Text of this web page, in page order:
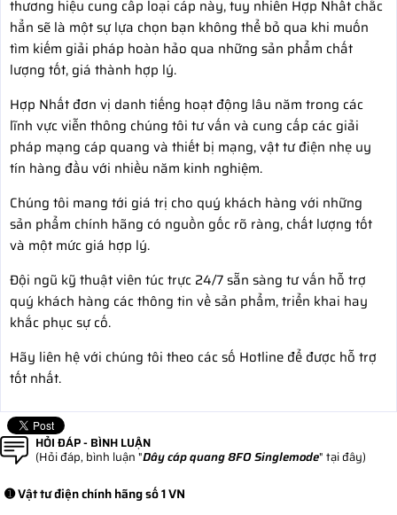
thương hiệu cung cấp loại cáp này, tuy nhiên Hợp Nhất chắc
hẳn sẽ là một sự lựa chọn bạn không thể bỏ qua khi muốn
tìm kiếm giải pháp hoàn hảo qua những sản phẩm chất
lượng tốt, giá thành hợp lý.
Hợp Nhất đơn vị danh tiếng hoạt động lâu năm trong các
lĩnh vực viễn thông chúng tôi tư vấn và cung cấp các giải
pháp mạng cáp quang và thiết bị mạng, vật tư điện nhẹ uy
tín hàng đầu với nhiều năm kinh nghiệm.
Chúng tôi mang tới giá trị cho quý khách hàng với những
sản phẩm chính hãng có nguồn gốc rõ ràng, chất lượng tốt
và một mức giá hợp lý.
Đội ngũ kỹ thuật viên túc trực 24/7 sẵn sàng tư vấn hỗ trợ
quý khách hàng các thông tin về sản phẩm, triển khai hay
khắc phục sự cố.
Hãy liên hệ với chúng tôi theo các số Hotline để được hỗ trợ
tốt nhất.
HỎI ĐÁP - BÌNH LUẬN
(Hỏi đáp, bình luận "Dây cáp quang 8FO Singlemode" tại đây)
➊ Vật tư điện chính hãng số 1 VN